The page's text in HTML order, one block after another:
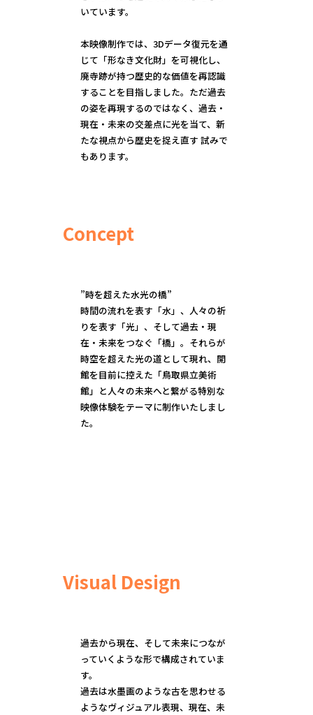
いています。
本映像制作では、3Dデータ復元を通
じて「形なき文化財」を可視化し、
廃寺跡が持つ歴史的な価値を再認識
することを目指しました。ただ過去
の姿を再現するのではなく、過去・
現在・未来の交差点に光を当て、新
たな視点から歴史を捉え直す 試みで
もあります。
Concept
”時を超えた水光の橋”
時間の流れを表す「水」、人々の祈
りを表す「光」、そして過去・現
在・未来をつなぐ「橋」。それらが
時空を超えた光の道として現れ、開
館を目前に控えた「鳥取県立美術
館」と人々の未来へと繋がる特別な
映像体験をテーマに制作いたしまし
た。
Visual Design
過去から現在、そして未来につなが
っていくような形で構成されていま
す。
過去は水墨画のような古を思わせる
ようなヴィジュアル表現、現在、未